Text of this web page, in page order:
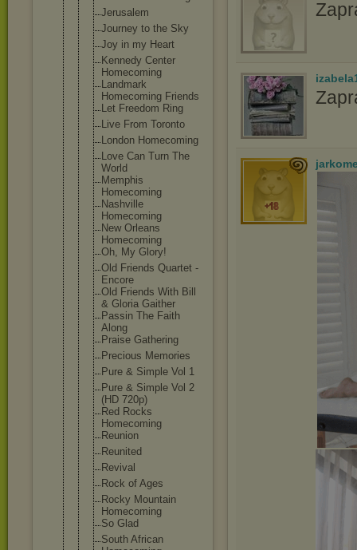
Jerusalem
Journey to the Sky
Joy in my Heart
Kennedy Center
Homecoming
Landmark
Homecoming Friends
Let Freedom Ring
Live From Toronto
London Homecoming
Love Can Turn The
World
Memphis
Homecoming
Nashville
Homecoming
New Orleans
Homecoming
Oh, My Glory!
Old Friends Quartet -
Encore
Old Friends With Bill
& Gloria Gaither
Passin The Faith
Along
Praise Gathering
Precious Memories
Pure & Simple Vol 1
Pure & Simple Vol 2
(HD 720p)
Red Rocks
Homecoming
Reunion
Reunited
Revival
Rock of Ages
Rocky Mountain
Homecoming
So Glad
South African